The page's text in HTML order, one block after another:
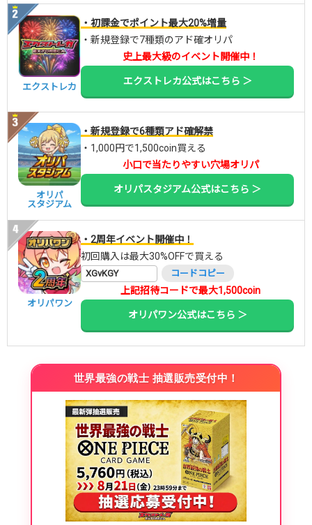
エクストレカ
・初課金でポイント最大20%増量
・新規登録で7種類のアド確オリパ
史上最大級のイベント開催中！
エクストレカ公式はこちら ＞
オリパ
スタジアム
・新規登録で6種類アド確解禁
・1,000円で1,500coin買える
小口で当たりやすい穴場オリパ
オリパスタジアム公式はこちら ＞
オリパワン
・2周年イベント開催中！
初回購入は最大30%OFFで買える
XGvKGY コードコピー
上記招待コードで最大1,500coin
オリパワン公式はこちら ＞
世界最強の戦士 抽選販売受付中！